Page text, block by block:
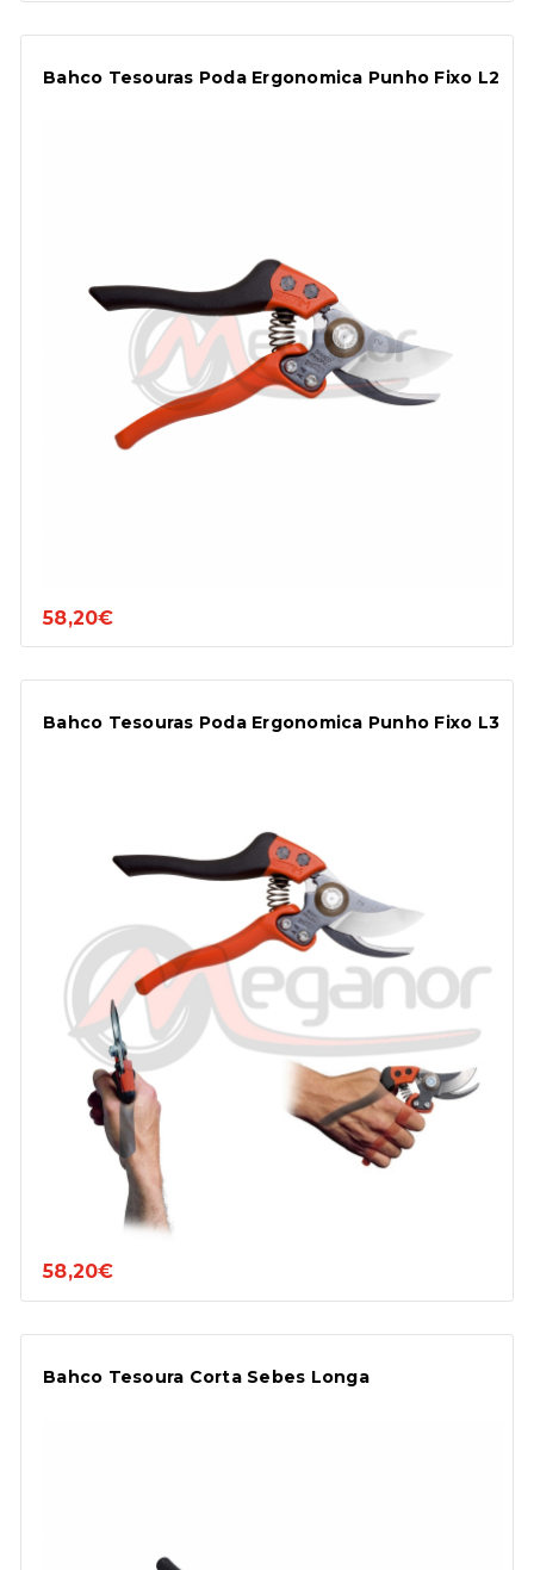
Bahco Tesouras Poda Ergonomica Punho Fixo L2
58,20€
Bahco Tesouras Poda Ergonomica Punho Fixo L3
58,20€
Bahco Tesoura Corta Sebes Longa